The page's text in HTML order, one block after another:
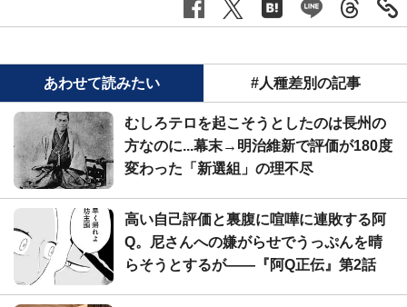
あわせて読みたい #人種差別の記事
むしろテロを起こそうとしたのは長州の
方なのに...幕末→明治維新で評価が180度
変わった「新選組」の理不尽
高い自己評価と裏腹に喧嘩に連敗する阿
Q。尼さんへの嫌がらせでうっぷんを晴
らそうとするが――『阿Q正伝』第2話